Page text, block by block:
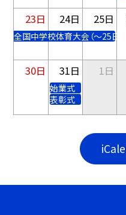
23日
全国中学校体育大会（～25日）
24日 25日
30日 31日
始業式
表彰式
1日